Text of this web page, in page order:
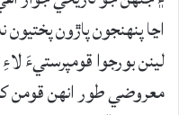
اڃا پنهنجون پاڙون
لينن بورجوا قومپرستيءَ
معروضي طور انهن قومن